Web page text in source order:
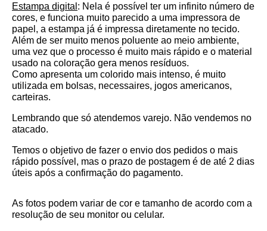
Estampa digital : Nela é possível ter um infinito número de
cores, e funciona muito parecido a uma impressora de
papel, a estampa já é impressa diretamente no tecido.
Além de ser muito menos poluente ao meio ambiente,
uma vez que o processo é muito mais rápido e o material
usado na coloração gera menos resíduos.
Como apresenta um colorido mais intenso, é muito
utilizada em bolsas, necessaires, jogos americanos,
carteiras.
Lembrando que só atendemos varejo. Não vendemos no
atacado.
Temos o objetivo de fazer o envio dos pedidos o mais
rápido possível, mas o prazo de postagem é de até 2 dias
úteis após a confirmação do pagamento.
As fotos podem variar de cor e tamanho de acordo com a
resolução de seu monitor ou celular.